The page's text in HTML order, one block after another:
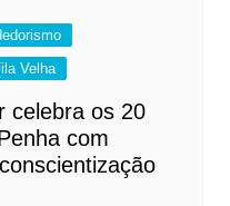
Velha
celebra os 20
com